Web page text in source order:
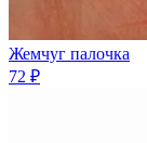
Жемчуг палочка
72 ₽